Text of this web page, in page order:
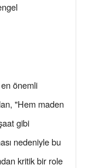
en önemli
"Hem maden
gibi
nedeniyle bu
kritik bir role